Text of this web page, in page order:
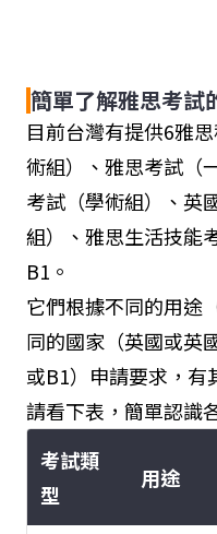
簡單了解雅思考試
目前台灣有提供6雅
術組）、雅思考試（
考試（學術組）、英
組）、雅思生活技能
B1。
它們根據不同的用途
同的國家（英國或英
或B1）申請要求，有
請看下表，簡單認識
考試類
型
用途